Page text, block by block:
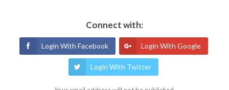
Connect with:
Login With Facebook Login With Google
Login With Twitter